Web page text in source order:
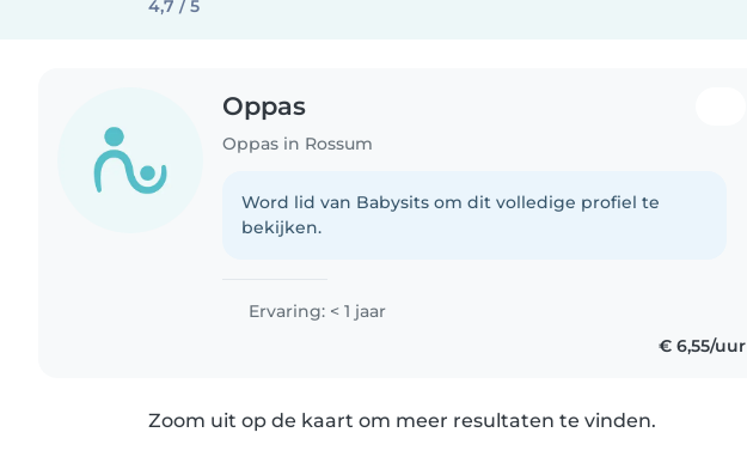
4,7 / 5
Oppas
Oppas in Rossum
Word lid van Babysits om dit volledige profiel te
bekijken.
Ervaring: < 1 jaar
€ 6,55/uur
Zoom uit op de kaart om meer resultaten te vinden.